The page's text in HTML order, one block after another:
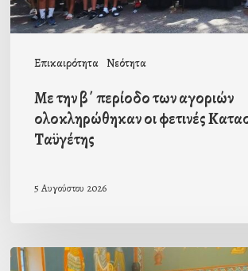
Επικαιρότητα Νεότητα
φετινές
Με την β΄ περίοδο των αγοριών
ολοκληρώθηκαν οι φετινές
Ταϋγέτης
5 Αυγούστου 2026
Ιερά